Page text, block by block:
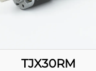
TJX30RM